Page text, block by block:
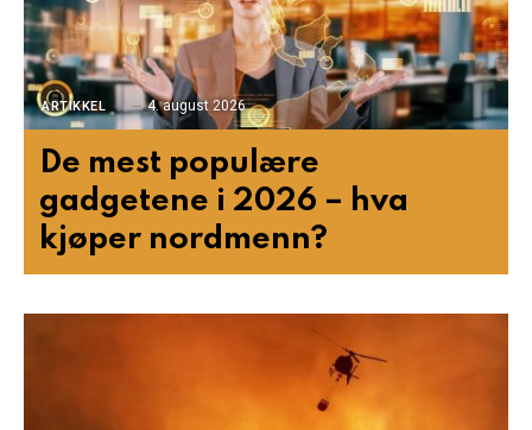
ARTIKKEL 4. august 2026
De mest populære
gadgetene i 2026 – hva
kjøper nordmenn?